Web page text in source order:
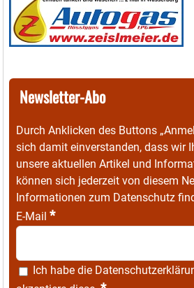
Newsletter-Abo
Durch Anklicken des Buttons
sich damit einverstanden, dass wir
unsere aktuellen Artikel und
können sich jederzeit von diesem
Informationen zum Datenschutz
E-Mail *
Ich habe die